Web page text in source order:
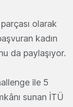
olarak
kadın
da paylaşıyor.
ile 5
sunan İTÜ